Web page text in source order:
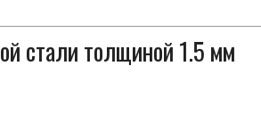
стали толщиной 1.5 мм